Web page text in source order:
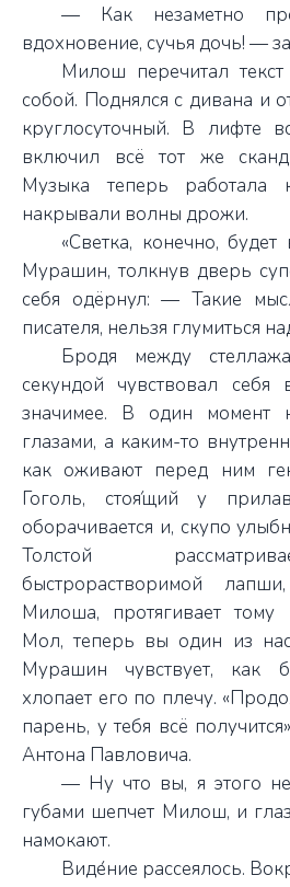
— Как незаметно
вдохновение, сучья дочь! —
Милош перечитал
собой. Поднялся с дивана и
круглосуточный. В лифте
включил всё тот же
Музыка теперь
накрывали волны дрожи.
«Светка, конечно,
Мурашин, толкнув дверь
себя одёрнул: — Такие
писателя, нельзя глумиться
Бродя между
секундой чувствовал себя
значимее. В один момент
глазами, а каким-то
как оживают перед ним
Гоголь, стоя́щий у
оборачивается и, скупо
Толстой
быстрорастворимой
Милоша, протягивает тому
Мол, теперь вы один из
Мурашин чувствует, как
хлопает его по плечу.
парень, у тебя всё
Антона Павловича.
— Ну что вы, я этого
губами шепчет Милош, и
намокают.
Виде́ние рассеялось.